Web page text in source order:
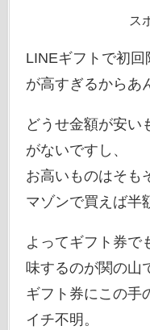
ス
LINEギフトで初
が高すぎるからあ
どうせ金額が安い
がないですし、
お高いものはそも
マゾンで買えば半
よってギフト券で
味するのが関の山
ギフト券にこの手
イチ不明。